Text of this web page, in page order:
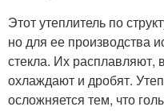
Этот утеплитель по
но для ее производства
стекла. Их расплавляют,
охлаждают и дробят.
осложняется тем, что